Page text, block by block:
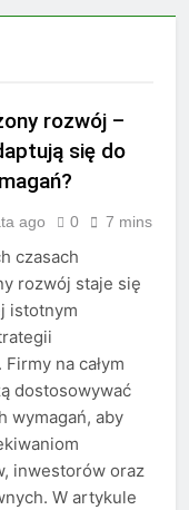
rozwój –
się do
ago 0 7 mins
czasach
rozwój staje się
istotnym
na całym
dostosowywać
wymagań, aby
inwestorów oraz
W artykule